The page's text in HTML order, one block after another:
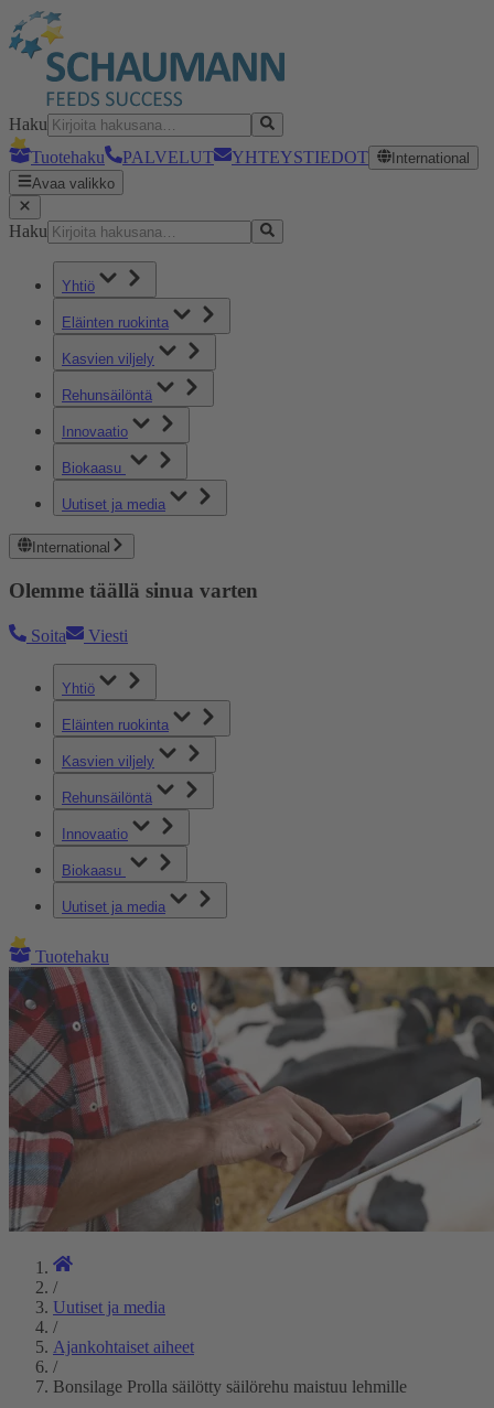
Haku
Tuotehaku
PALVELUT YHTEYSTIEDOT
International
Avaa valikko
Haku
Yhtiö
Eläinten ruokinta
Kasvien viljely
Rehunsäilöntä
Innovaatio
Biokaasu
Uutiset ja media
International
Olemme täällä sinua varten
Soita Viesti
Yhtiö
Eläinten ruokinta
Kasvien viljely
Rehunsäilöntä
Innovaatio
Biokaasu
Uutiset ja media
Tuotehaku
/
Uutiset ja media
/
Ajankohtaiset aiheet
/
Bonsilage Prolla säilötty säilörehu maistuu lehmille